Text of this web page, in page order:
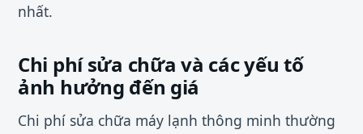
nhất.
Chi phí sửa chữa và các yếu tố
ảnh hưởng đến giá
Chi phí sửa chữa máy lạnh thông minh thường